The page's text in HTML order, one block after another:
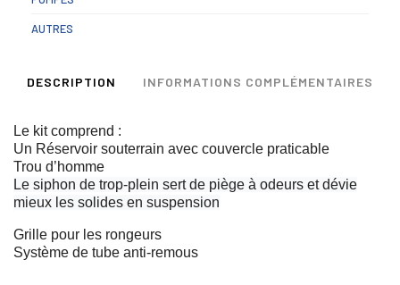
AUTRES
DESCRIPTION INFORMATIONS COMPLÉMENTAIRES
Le kit comprend :
Un Réservoir souterrain avec couvercle praticable
Trou d’homme
Le siphon de trop-plein sert de piège à odeurs et dévie
mieux les solides en suspension
Grille pour les rongeurs
Système de tube anti-remous